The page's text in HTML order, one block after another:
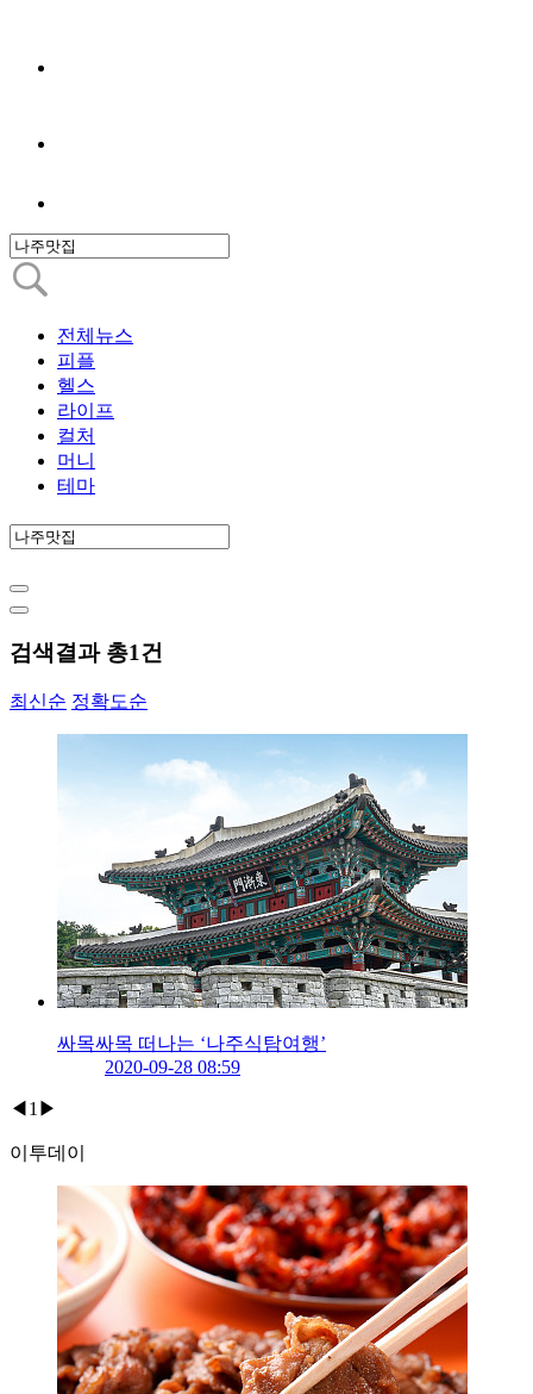
전체뉴스
피플
헬스
라이프
컬처
머니
테마
검색결과 총1건
최신순 정확도순
싸목싸목 떠나는 ‘나주식탐여행’
2020-09-28 08:59
◀ 1 ▶
이투데이